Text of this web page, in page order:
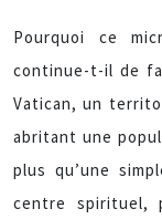
Pourquoi ce
continue-t-il de
Vatican, un
abritant une
plus qu’une
centre spirituel,